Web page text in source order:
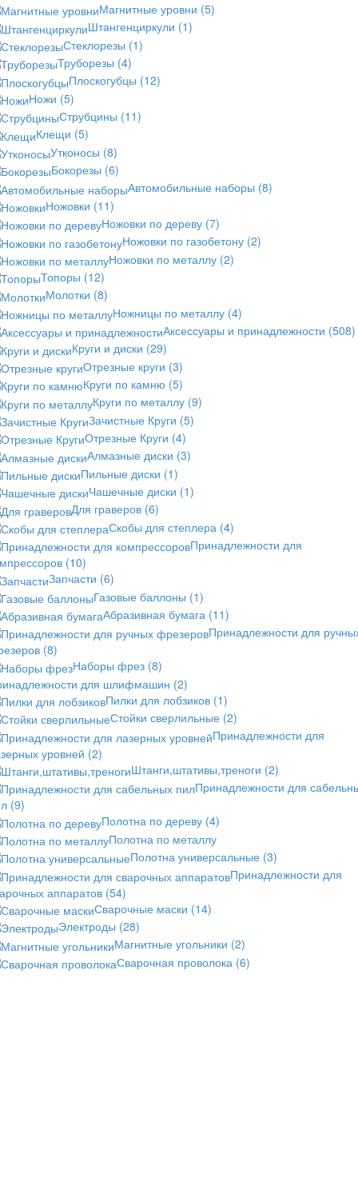
Магнитные уровни (5)
Штангенциркули (1)
Стеклорезы (1)
Труборезы (4)
Плоскогубцы (12)
Ножи (5)
Струбцины (11)
Клещи (5)
Утконосы (8)
Бокорезы (6)
Автомобильные наборы (8)
Ножовки (11)
Ножовки по дереву (7)
Ножовки по газобетону (2)
Ножовки по металлу (2)
Топоры (12)
Молотки (8)
Ножницы по металлу (4)
Аксессуары и принадлежности (508)
Круги и диски (29)
Отрезные круги (3)
Круги по камню (5)
Круги по металлу (9)
Зачистные Круги (5)
Отрезные Круги (4)
Алмазные диски (3)
Пильные диски (1)
Чашечные диски (1)
Для граверов (6)
Скобы для степлера (4)
Принадлежности для
(10)
Запчасти (6)
Газовые баллоны (1)
Абразивная бумага (11)
Принадлежности для
(8)
Наборы фрез (8)
для шлифмашин (2)
Пилки для лобзиков (1)
Стойки сверлильные (2)
Принадлежности для
уровней (2)
Штанги,штативы,треноги (2)
Принадлежности для
(9)
Полотна по дереву (4)
Полотна по металлу
Полотна универсальные (3)
Принадлежности для
аппаратов (54)
Сварочные маски (14)
Электроды (28)
Магнитные угольники (2)
Сварочная проволока (6)